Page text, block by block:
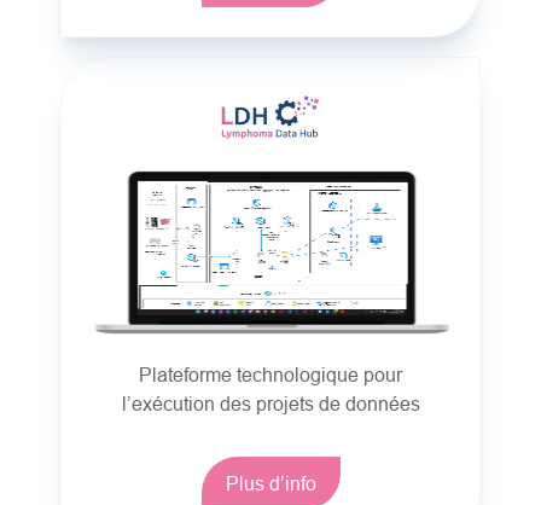
Plateforme technologique pour
l’exécution des projets de données
Plus d’info